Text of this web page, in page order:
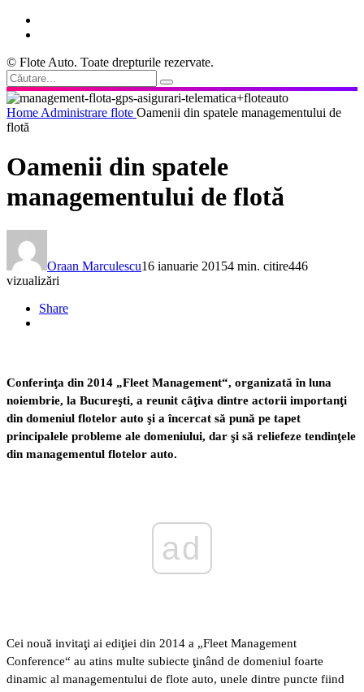
© Flote Auto. Toate drepturile rezervate.
Home Administrare flote Oamenii din spatele managementului de
flotă
Oamenii din spatele
managementului de flotă
Oraan Marculescu16 ianuarie 20154 min. citire446
vizualizări
Share
Conferinţa din 2014 „Fleet Management“, organizată în luna
noiembrie, la Bucureşti, a reunit câţiva dintre actorii importanţi
din domeniul flotelor auto şi a încercat să pună pe tapet
principalele probleme ale domeniului, dar şi să reliefeze tendinţele
din managementul flotelor auto.
ad
Cei nouă invitaţi ai ediţiei din 2014 a „Fleet Management
Conference“ au atins multe subiecte ţinând de domeniul foarte
dinamic al managementului de flote auto, unele dintre puncte fiind